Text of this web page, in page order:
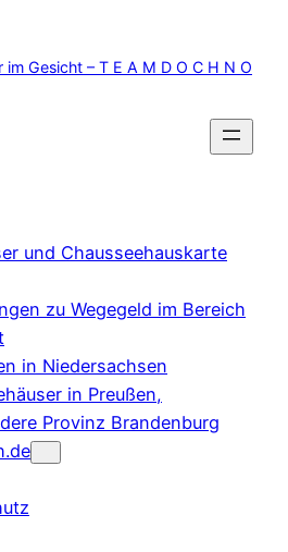
im Gesicht – T E A M D O C H N O
und Chausseehauskarte
zu Wegegeld im Bereich
in Niedersachsen
in Preußen,
Provinz Brandenburg